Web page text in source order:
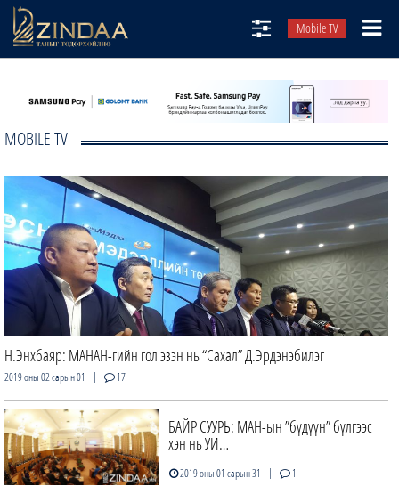
Mobile TV
ТВ8
ӨГЛӨӨНИЙ СОНИН
АУДИО ЗОХИОЛ
ЗИНДАА СЭТГҮҮЛ
MOBILE TV
Н.Энхбаяр: МАНАН-гийн гол эзэн нь “Сахал” Д.Эрдэнэбилэг
2019 оны 02 сарын 01 | 17
БАЙР СУУРЬ: МАН-ын ”бүдүүн” бүлгээс
хэн нь УИ…
2019 оны 01 сарын 31 | 1